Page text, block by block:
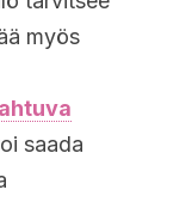
myös
saada